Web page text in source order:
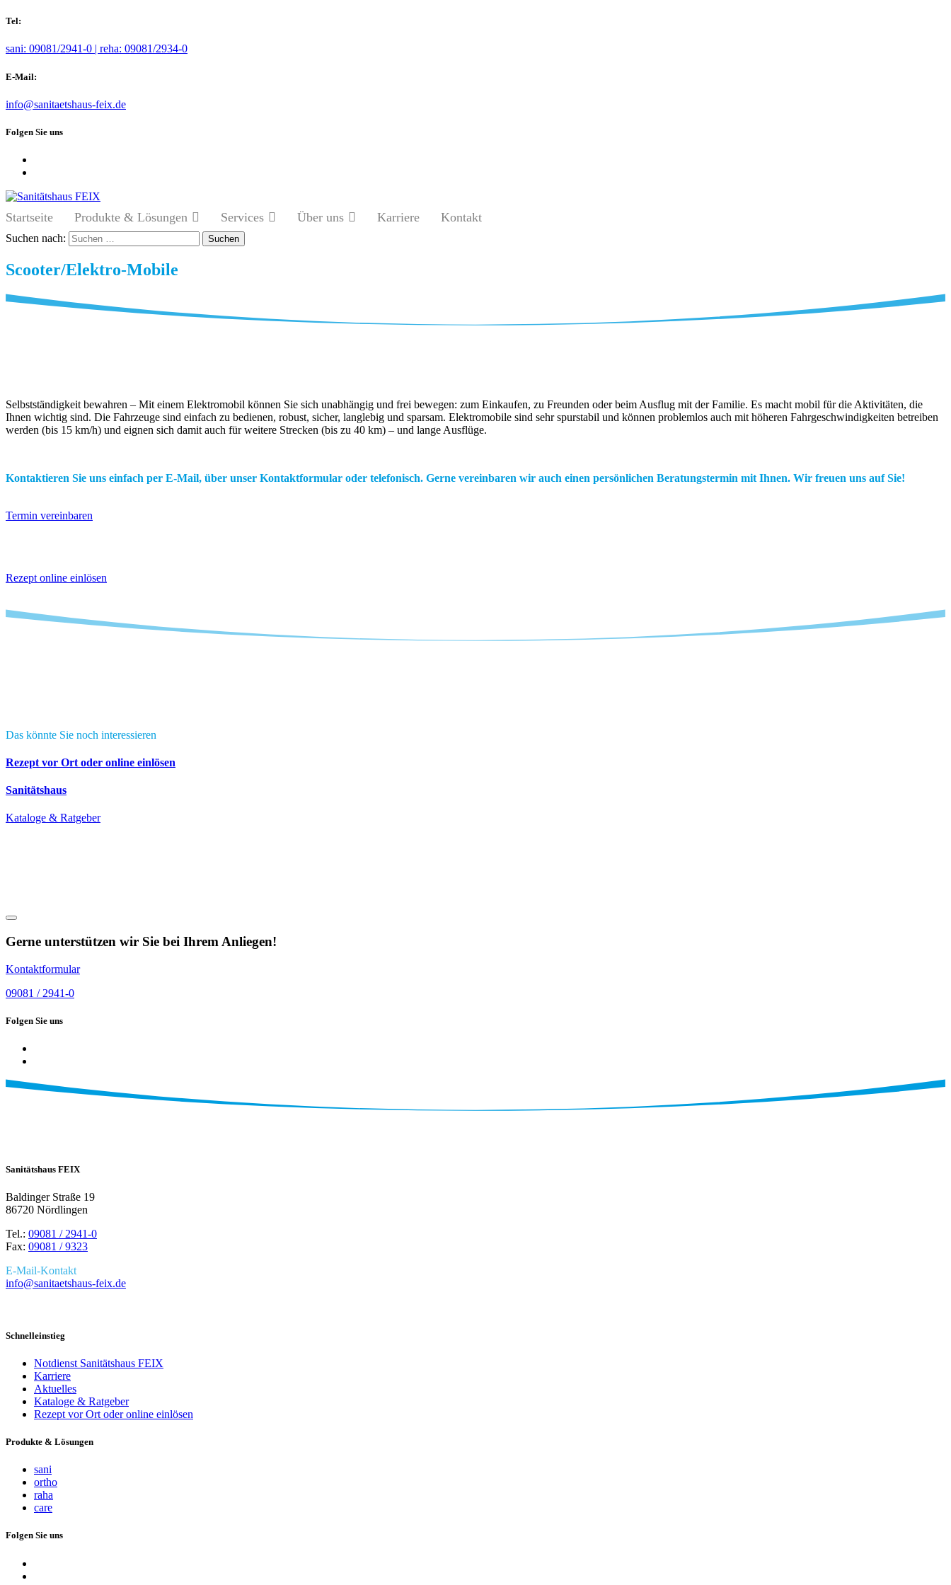
Tel:
sani: 09081/2941-0 | reha: 09081/2934-0
E-Mail:
info@sanitaetshaus-feix.de
Folgen Sie uns
Startseite Produkte & Lösungen Services Über uns Karriere Kontakt
Suchen nach:
Scooter/Elektro-Mobile
Selbstständigkeit bewahren – Mit einem Elektromobil können Sie sich unabhängig und frei bewegen: zum Einkaufen, zu Freunden oder beim Ausflug mit der Familie. Es macht mobil für die Aktivitäten, die
Ihnen wichtig sind. Die Fahrzeuge sind einfach zu bedienen, robust, sicher, langlebig und sparsam. Elektromobile sind sehr spurstabil und können problemlos auch mit höheren Fahrgeschwindigkeiten betreiben
werden (bis 15 km/h) und eignen sich damit auch für weitere Strecken (bis zu 40 km) – und lange Ausflüge.
Kontaktieren Sie uns einfach per E-Mail, über unser Kontaktformular oder telefonisch. Gerne vereinbaren wir auch einen persönlichen Beratungstermin mit Ihnen. Wir freuen uns auf Sie!
Termin vereinbaren
Rezept online einlösen
Das könnte Sie noch interessieren
Rezept vor Ort oder online einlösen
Sanitätshaus
Kataloge & Ratgeber
Gerne unterstützen wir Sie bei Ihrem Anliegen!
Kontaktformular
09081 / 2941-0
Folgen Sie uns
Sanitätshaus FEIX
Baldinger Straße 19
86720 Nördlingen
Tel.: 09081 / 2941-0
Fax: 09081 / 9323
E-Mail-Kontakt
info@sanitaetshaus-feix.de
Schnelleinstieg
Notdienst Sanitätshaus FEIX
Karriere
Aktuelles
Kataloge & Ratgeber
Rezept vor Ort oder online einlösen
Produkte & Lösungen
sani
ortho
raha
care
Folgen Sie uns